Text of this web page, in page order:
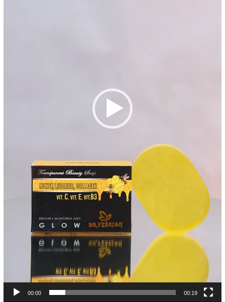
00:00 00:19